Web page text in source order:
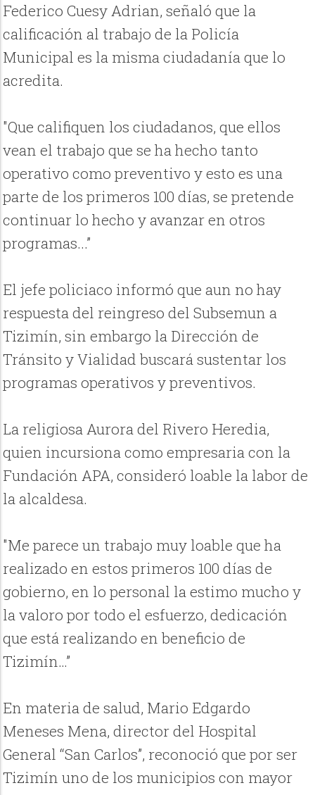
Federico Cuesy Adrian, señaló que la
calificación al trabajo de la Policía
Municipal es la misma ciudadanía que lo
acredita.
"Que califiquen los ciudadanos, que ellos
vean el trabajo que se ha hecho tanto
operativo como preventivo y esto es una
parte de los primeros 100 días, se pretende
continuar lo hecho y avanzar en otros
programas...”
El jefe policiaco informó que aun no hay
respuesta del reingreso del Subsemun a
Tizimín, sin embargo la Dirección de
Tránsito y Vialidad buscará sustentar los
programas operativos y preventivos.
La religiosa Aurora del Rivero Heredia,
quien incursiona como empresaria con la
Fundación APA, consideró loable la labor de
la alcaldesa.
"Me parece un trabajo muy loable que ha
realizado en estos primeros 100 días de
gobierno, en lo personal la estimo mucho y
la valoro por todo el esfuerzo, dedicación
que está realizando en beneficio de
Tizimín…”
En materia de salud, Mario Edgardo
Meneses Mena, director del Hospital
General “San Carlos”, reconoció que por ser
Tizimín uno de los municipios con mayor